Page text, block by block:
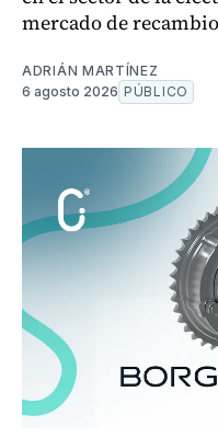
mercado de
ADRIÁN MARTÍNEZ
6 agosto 2026 PÚBLICO